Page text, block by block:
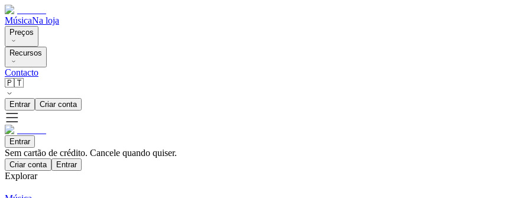
MúsicaNa loja
Preços
Recursos
Contacto
🇵🇹
Entrar Criar conta
Entrar
Sem cartão de crédito. Cancele quando quiser.
Criar conta Entrar
Explorar